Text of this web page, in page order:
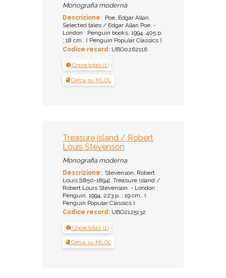
Monografia moderna
Descrizione: Poe, Edgar Allan.
Selected tales / Edgar Allan Poe. -
London : Penguin books, 1994. 405 p.
; 18 cm.. ( Penguin Popular Classics )
Codice record: UBO0262116
Copie totali (1)
Cerca su MLOL
Treasure island / Robert
Louis Stevenson
Monografia moderna
Descrizione: Stevenson, Robert
Louis [1850-1894]. Treasure island /
Robert Louis Stevenson. - London :
Penguin, 1994. 223 p. ; 19 cm.. (
Penguin Popular Classics )
Codice record: UBO2125132
Copie totali (1)
Cerca su MLOL